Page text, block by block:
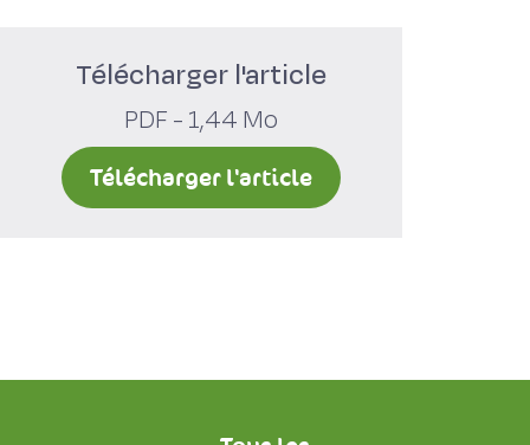
Télécharger l'article
PDF - 1,44 Mo
Télécharger l'article